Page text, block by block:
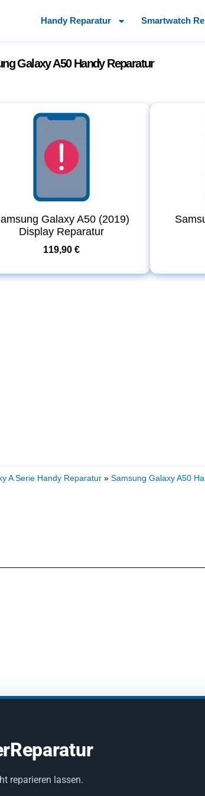
Handy Reparatur Smartwatch
Galaxy A50 Handy Reparatur
Galaxy A50 (2019)
Display Reparatur
119,90 €
A Serie Handy Reparatur » Samsung Galaxy A50
reparieren lassen.